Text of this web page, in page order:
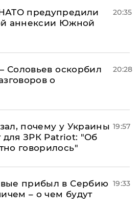
предупредили
аннексии Южной
20:35
Соловьев оскорбил
о
20:28
почему у Украины
для ЗРК Patriot: "Об
говорилось"
19:57
прибыл в Сербию
– о чем будут
19:33